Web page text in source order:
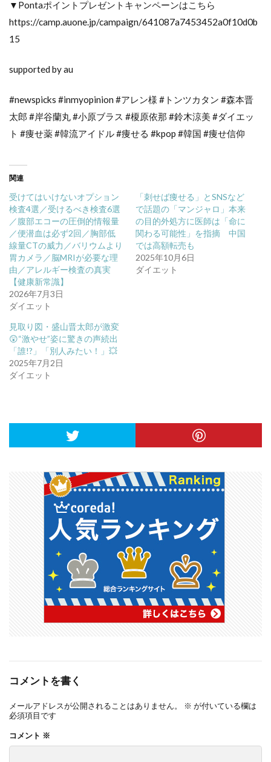
▼Pontaポイントプレゼントキャンペーンはこちら
https://camp.auone.jp/campaign/641087a7453452a0f10d0b
15
supported by au
#newspicks #inmyopinion #アレン様 #トンツカタン #森本晋
太郎 #岸谷蘭丸 #小原ブラス #榎原依那 #鈴木涼美 #ダイエッ
ト #痩せ薬 #韓流アイドル #痩せる #kpop #韓国 #痩せ信仰
関連
受けてはいけないオプション
検査4選／受けるべき検査6選
／腹部エコーの圧倒的情報量
／便潜血は必ず2回／胸部低
線量CTの威力／バリウムより
胃カメラ／脳MRIが必要な理
由／アレルギー検査の真実
【健康新常識】
2026年7月3日
ダイエット
「刺せば痩せる」とSNSなど
で話題の「マンジャロ」本来
の目的外処方に医師は「命に
関わる可能性」を指摘 中国
では高額転売も
2025年10月6日
ダイエット
見取り図・盛山晋太郎が激変
😲“激やせ”姿に驚きの声続出
「誰!?」「別人みたい！」💥
2025年7月2日
ダイエット
コメントを書く
メールアドレスが公開されることはありません。 ※ が付いている欄は
必須項目です
コメント ※